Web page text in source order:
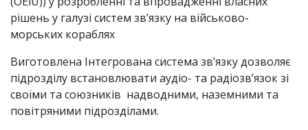
рішень у галузі систем зв’язку на військово-
морських кораблях
Виготовлена Інтегрована система зв’язку дозволяє
підрозділу встановлювати аудіо- та радіозв’язок зі
своїми та союзників надводними, наземними та
повітряними підрозділами.